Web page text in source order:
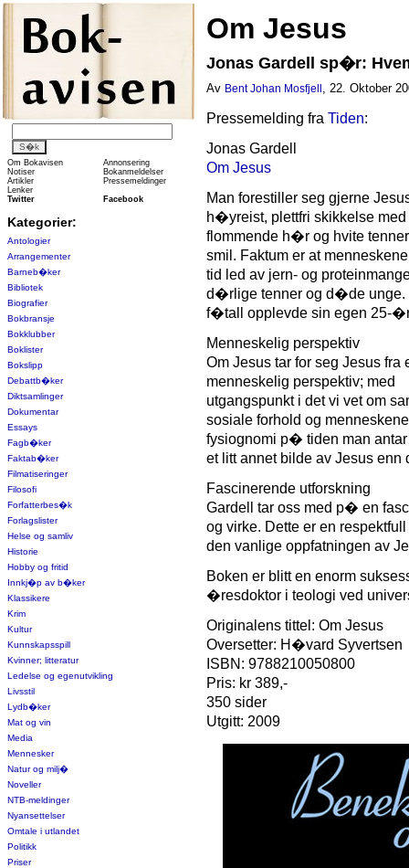
Om Bokavisen
Annonsering
Notiser
Bokanmeldelser
Artikler
Pressemeldinger
Lenker
Twitter
Facebook
Kategorier:
Antologier
Arrangementer
Barneb�ker
Bibliotek
Biografier
Bokbransje
Bokklubber
Boklister
Bokslipp
Debattb�ker
Diktsamlinger
Dokumentar
Essays
Fagb�ker
Faktab�ker
Filmatiseringer
Filosofi
Forfatterbes�k
Forlagslister
Helse og samliv
Historie
Hobby og fritid
Innkj�p av b�ker
Klassikere
Krim
Kultur
Kunnskapsspill
Kvinner; litteratur
Ledelse og egenutvikling
Livsstil
Lydb�ker
Mat og vin
Media
Mennesker
Natur og milj�
Noveller
NTB-meldinger
Nyansettelser
Omtale i utlandet
Politikk
Priser
Om Jesus
Jonas Gardell sp�r:
Av Bent Johan Mosfjell , 22. Oktober
Pressemelding fra Tiden:
Jonas Gardell
Om Jesus
Man forestiller seg gjerne
h�yreist, plettfri skikkelse med
flommende h�r og hvite
smil. Faktum er at
tid led av jern- og
d�rlige tenner og d�de unge.
f�tall opplevde sin egen 25-
Menneskelig perspektiv
Om Jesus tar for seg Jesus fra
menneskelig perspektiv; med
utgangspunkt i det vi vet om
sosiale forhold og
fysiognomi p� tiden man
et litt annet bilde av Jesus
Fascinerende utforskning
Gardell tar oss med p� en
og virke. Dette er en
den vanlige oppfatningen av
Boken er blitt en enorm
�resdoktor i teologi ved
Originalens tittel: Om Jesus
Oversetter: H�vard Syvertsen
ISBN: 9788210050800
Pris: kr 389,-
350 sider
Utgitt: 2009